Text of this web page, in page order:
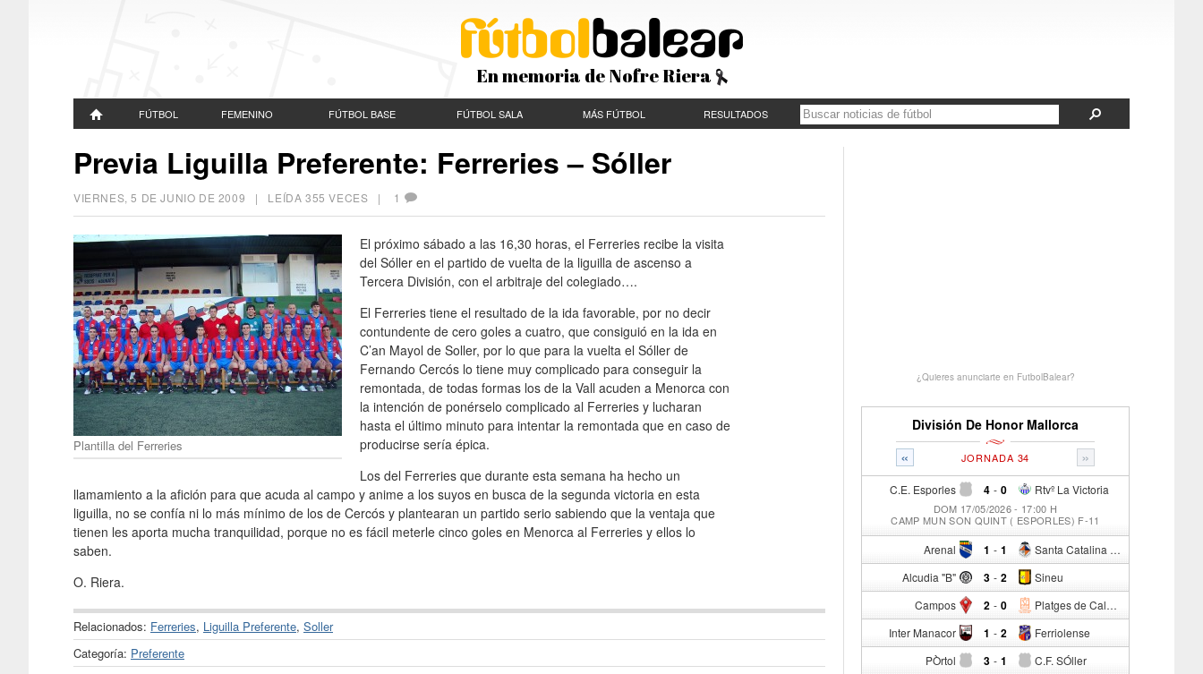
En memoria de Nofre Riera
FÚTBOL FEMENINO FÚTBOL BASE FÚTBOL SALA MÁS FÚTBOL RESULTADOS
Previa Liguilla Preferente: Ferreries – Sóller
VIERNES, 5 DE JUNIO DE 2009 | LEÍDA 355 VECES | 1
Plantilla del Ferreries
El próximo sábado a las 16,30 horas, el Ferreries recibe la visita
del Sóller en el partido de vuelta de la liguilla de ascenso a
Tercera División, con el arbitraje del colegiado….
El Ferreries tiene el resultado de la ida favorable, por no decir
contundente de cero goles a cuatro, que consiguió en la ida en
C’an Mayol de Soller, por lo que para la vuelta el Sóller de
Fernando Cercós lo tiene muy complicado para conseguir la
remontada, de todas formas los de la Vall acuden a Menorca con
la intención de ponérselo complicado al Ferreries y lucharan
hasta el último minuto para intentar la remontada que en caso de
producirse sería épica.
Los del Ferreries que durante esta semana ha hecho un
llamamiento a la afición para que acuda al campo y anime a los suyos en busca de la segunda victoria en esta
liguilla, no se confía ni lo más mínimo de los de Cercós y plantearan un partido serio sabiendo que la ventaja que
tienen les aporta mucha tranquilidad, porque no es fácil meterle cinco goles en Menorca al Ferreries y ellos lo
saben.
O. Riera.
Relacionados: Ferreries, Liguilla Preferente, Soller
Categoría: Preferente
¿Quieres anunciarte en FutbolBalear?
División De Honor Mallorca
« »
JORNADA 34
C.E. Esporles 4 - Rtvº La Victoria
0
DOM 17/05/2026 - 17:00 H
CAMP MUN SON QUINT ( ESPORLES) F-11
Arenal 1 - Santa Catalina Atº
1
Alcudia "B" 3 - Sineu
2
Campos 2 - Platges de Calvia "B"
0
Inter Manacor 1 - Ferriolense
2
PÒrtol 3 - C.F. SÓller
1